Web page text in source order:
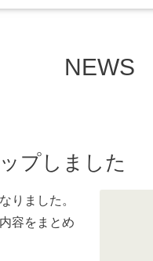
NEWS
プしました
りました。
容をまとめ